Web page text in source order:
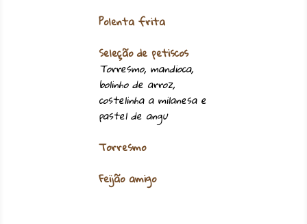
Polenta frita
Seleção de petiscos
Torresmo, mandioca,
bolinho de arroz,
costelinha a milanesa e
pastel de angu
Torresmo
Feijão amigo